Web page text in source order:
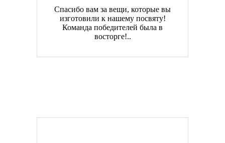
Спасибо вам за вещи, которые вы
изготовили к нашему посвяту!
Команда победителей была в
восторге!..